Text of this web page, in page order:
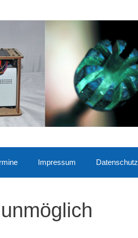
Impressum Datenschutz